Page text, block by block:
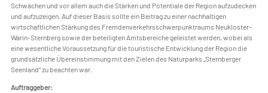
Schwächen und vor allem auch die Stärken und Potentiale der Region aufzudecken
und aufzuzeigen. Auf dieser Basis sollte ein Beitrag zu einer nachhaltigen
wirtschaftlichen Stärkung des Fremdenverkehrsschwerpunktraums Neukloster-
Warin-Sternberg sowie der beteiligten Amtsbereiche geleistet werden, wobei als
eine wesentliche Voraussetzung für die touristische Entwicklung der Region die
grundsätzliche Übereinstimmung mit den Zielen des Naturparks „Sternberger
Seenland“ zu beachten war.
Auftraggeber: